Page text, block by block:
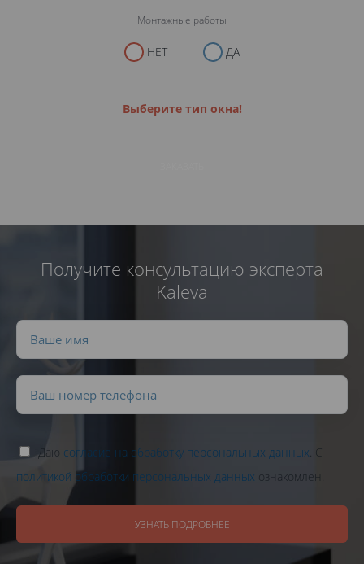
Монтажные работы
НЕТ ДА
Выберите тип окна!
Получите консультацию эксперта
Kaleva
Даю согласие на обработку персональных данных. С
политикой обработки персональных данных ознакомлен.
УЗНАТЬ ПОДРОБНЕЕ